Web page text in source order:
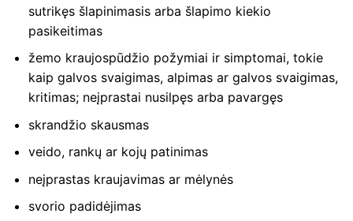
sutrikęs šlapinimasis arba šlapimo kiekio
pasikeitimas
žemo kraujospūdžio požymiai ir simptomai, tokie
kaip galvos svaigimas, alpimas ar galvos svaigimas,
kritimas; neįprastai nusilpęs arba pavargęs
skrandžio skausmas
veido, rankų ar kojų patinimas
neįprastas kraujavimas ar mėlynės
svorio padidėjimas